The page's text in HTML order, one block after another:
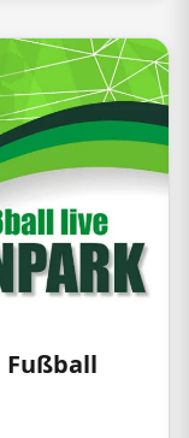
Fußball